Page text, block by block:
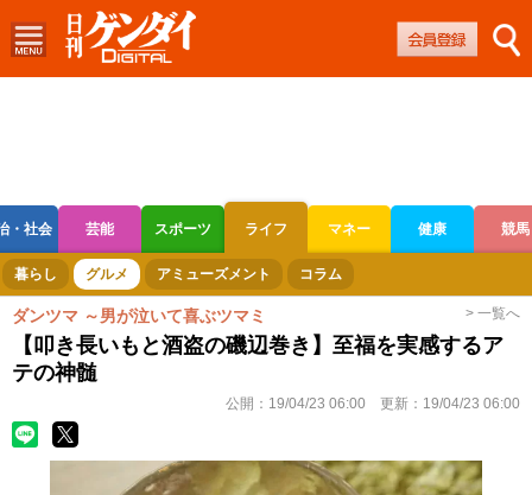
・社会 芸能 スポーツ ライフ マネー 健康 競馬
ボートレース 競輪 オートレース
暮らし グルメ アミューズメント コラム
ダンツマ ～男が泣いて喜ぶツマミ > 一覧へ
【叩き長いもと酒盗の磯辺巻き】至福を実感するア
テの神髄
公開： 19/04/23 06:00 更新： 19/04/23 06:00